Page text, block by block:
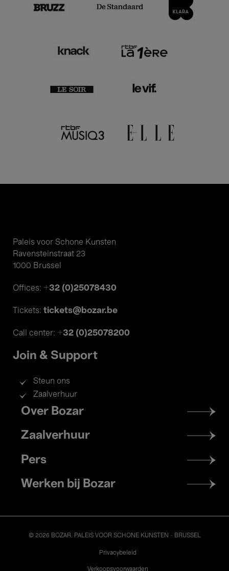
Paleis voor Schone Kunsten
Ravensteinstraat 23
1000 Brussel
Offices: +32 (0)25078430
Tickets: tickets@bozar.be
Call center: +32 (0)25078200
Join & Support
Steun ons
Zaalverhuur
Footer
menu
Over Bozar
Zaalverhuur
Pers
Werken bij Bozar
© 2026 BOZAR. PALEIS VOOR SCHONE KUNSTEN - BRUSSEL
Privacybeleid
Verkoopsvoorwaarden